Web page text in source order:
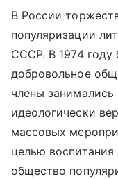
В России
популяризации
СССР. В 1974 году
добровольное
члены
идеологически
массовых
целью
общество